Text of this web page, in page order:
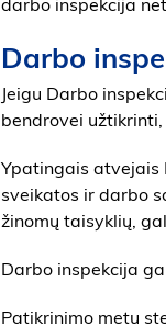
darbo inspekcija
Darbo
Jeigu Darbo
bendrovei
Ypatingais atvejais
sveikatos ir darbo
žinomų taisyklių,
Darbo inspekcija
Patikrinimo metu